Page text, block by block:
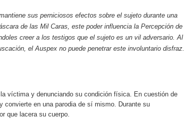
sus perniciosos efectos sobre el sujeto durante una
de las Mil Caras, este poder influencia la Percepción de
creer a los testigos que el sujeto es un vil adversario. Al
el Auspex no puede penetrar este involuntario disfraz.
víctima y denunciando su condición física. En cuestión de
en una parodia de sí mismo. Durante su
que lacera su cuerpo.